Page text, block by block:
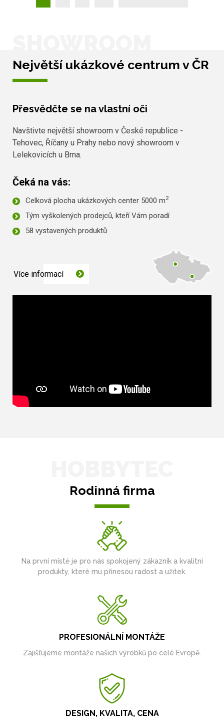
Největší ukázkové centrum v ČR
Přesvědčte se na vlastní oči
Navštivte největší showroom v České republice -
Tehovec, Říčany u Prahy nebo nový showroom v
Lelekovicích u Brna.
Čeká na vás:
Celková plocha ukázkových center 5000 m2
Tým vyškolených prodejců, kteří Vám poradí
58 vystavených produktů
Více informací
Rodinná firma
Na první místě je pro nás spokojený zákazník a kvalitní
produkty, které mu přinesou radost a užitek.
PROFESIONÁLNÍ MONTÁŽE
Zajišťujeme montáže našich výrobků po celé Evropě.
DESIGN, KVALITA, CENA